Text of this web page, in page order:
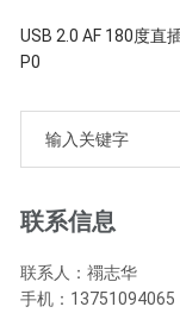
USB 2.0 AF 180度直
P0
联系信息
联系人：禤志华
手机：13751094065